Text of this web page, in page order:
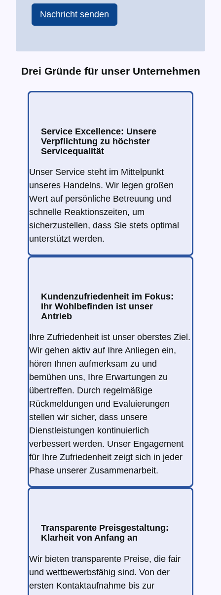
Nachricht senden
Drei Gründe für unser Unternehmen
Service Excellence: Unsere
Verpflichtung zu höchster
Servicequalität
Unser Service steht im Mittelpunkt
unseres Handelns. Wir legen großen
Wert auf persönliche Betreuung und
schnelle Reaktionszeiten, um
sicherzustellen, dass Sie stets optimal
unterstützt werden.
Kundenzufriedenheit im Fokus:
Ihr Wohlbefinden ist unser
Antrieb
Ihre Zufriedenheit ist unser oberstes Ziel.
Wir gehen aktiv auf Ihre Anliegen ein,
hören Ihnen aufmerksam zu und
bemühen uns, Ihre Erwartungen zu
übertreffen. Durch regelmäßige
Rückmeldungen und Evaluierungen
stellen wir sicher, dass unsere
Dienstleistungen kontinuierlich
verbessert werden. Unser Engagement
für Ihre Zufriedenheit zeigt sich in jeder
Phase unserer Zusammenarbeit.
Transparente Preisgestaltung:
Klarheit von Anfang an
Wir bieten transparente Preise, die fair
und wettbewerbsfähig sind. Von der
ersten Kontaktaufnahme bis zur